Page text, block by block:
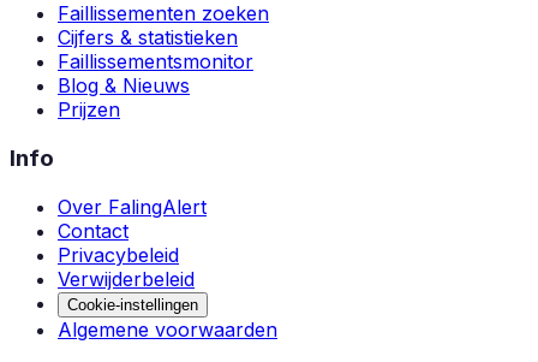
Faillissementen zoeken
Cijfers & statistieken
Faillissementsmonitor
Blog & Nieuws
Prijzen
Info
Over FalingAlert
Contact
Privacybeleid
Verwijderbeleid
Cookie-instellingen
Algemene voorwaarden